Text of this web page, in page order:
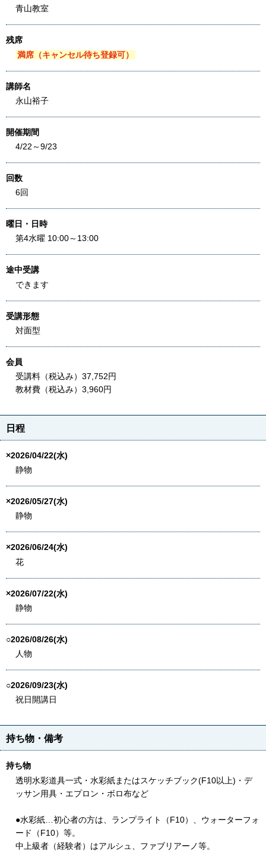
青山教室
残席
満席（キャンセル待ち登録可）
講師名
永山裕子
開催期間
4/22～9/23
回数
6回
曜日・日時
第4水曜 10:00～13:00
途中受講
できます
受講形態
対面型
会員
受講料（税込み）37,752円
教材費（税込み）3,960円
日程
×2026/04/22(水)
静物
×2026/05/27(水)
静物
×2026/06/24(水)
花
×2026/07/22(水)
静物
○2026/08/26(水)
人物
○2026/09/23(水)
祝日開講日
持ち物・備考
持ち物
透明水彩道具一式・水彩紙またはスケッチブック(F10以上)・デ
ッサン用具・エプロン・ボロ布など
●水彩紙…初心者の方は、ランプライト（F10）、ウォーターフォ
ード（F10）等。
中上級者（経験者）はアルシュ、ファブリアーノ等。